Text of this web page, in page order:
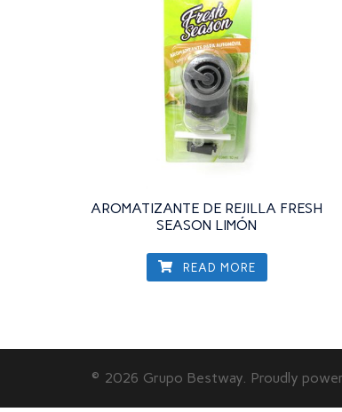
AROMATIZANTE DE REJILLA FRESH
SEASON LIMÓN
READ MORE
© 2026 Grupo Bestway. Proudly